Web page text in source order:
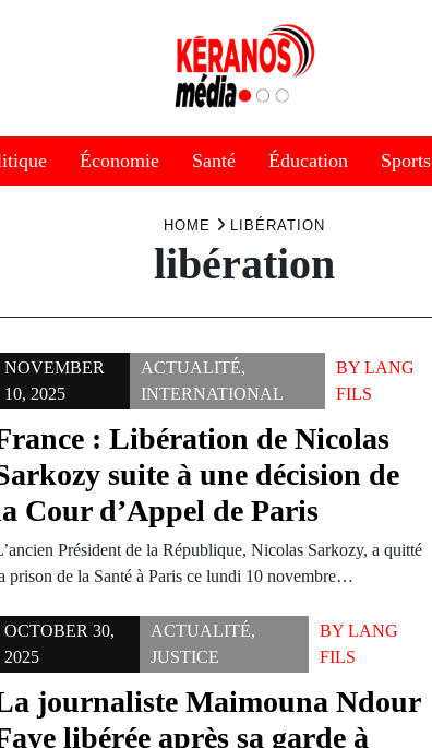
Économie Santé Éducation Sports
HOME LIBÉRATION
libération
NOVEMBER
10, 2025
ACTUALITÉ,
INTERNATIONAL
BYLANG
FILS
: Libération de Nicolas
suite à une décision de
Cour d’Appel de Paris
Président de la République, Nicolas Sarkozy, a quitté
prison de la Santé à Paris ce lundi 10 novembre…
OCTOBER 30,
2025
ACTUALITÉ,
JUSTICE
BYLANG
FILS
journaliste Maimouna Ndour
libérée après sa garde à